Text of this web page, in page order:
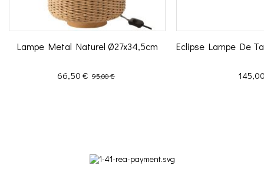
Lampe Metal Naturel Ø27x34,5cm
Prix
66,50 € Prix de base
95,00 €
Eclipse Lampe De
Prix